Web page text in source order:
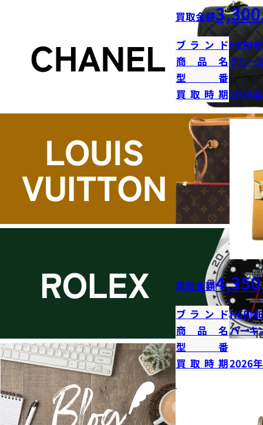
買取金額
ブランド
商品名ケリー
型番
買取時期2026
買取金額
ブランド
商品名バーキ
型番
買取時期2026